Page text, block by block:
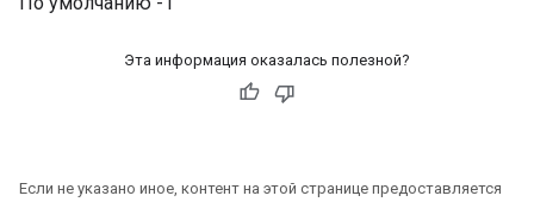
Эта информация оказалась полезной?
Если не указано иное, контент на этой странице предоставляется